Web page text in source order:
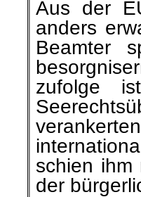
Aus der
anders
Beamter
zufolge
schien ihm
der